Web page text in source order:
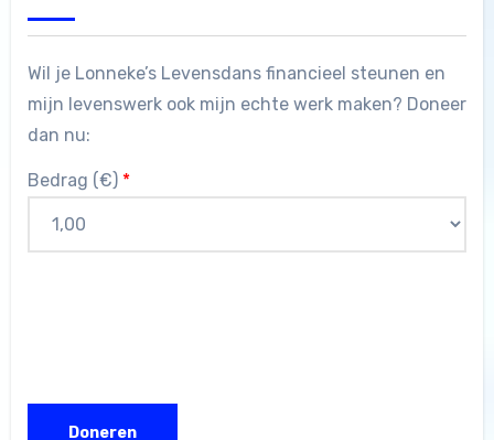
Wil je Lonneke’s Levensdans financieel steunen en
mijn levenswerk ook mijn echte werk maken? Doneer
dan nu:
Bedrag (€) *